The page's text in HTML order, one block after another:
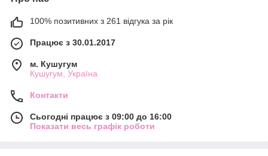
100% позитивних з 261 відгука за рік
Працює з 30.01.2017
м. Кушугум
Кушугум, Україна
Контакти
Сьогодні працює з 09:00 до 16:00
Показати весь графік роботи